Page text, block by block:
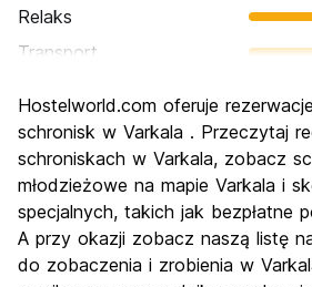
Relaks
Transport
Kultura
Imprezy
Najlepsza wartość
Hostelworld.com oferuje
schronisk w Varkala . Przeczytaj
schroniskach w Varkala, zobacz
młodzieżowe na mapie Varkala i
specjalnych, takich jak bezpłatne
A przy okazji zobacz naszą listę
do zobaczenia i zrobienia w